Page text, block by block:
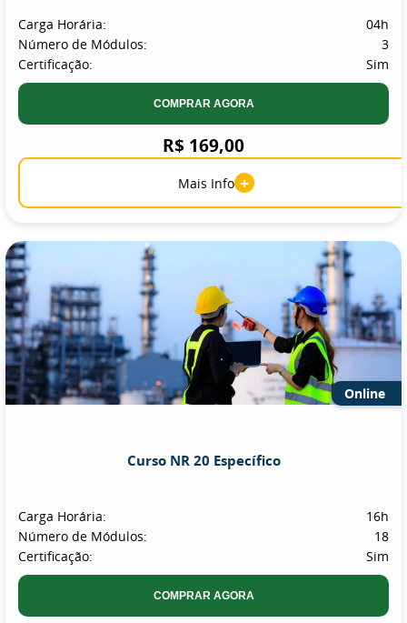
Carga Horária:
04h
Número de Módulos:
3
Certificação:
Sim
COMPRAR AGORA
R$ 169,00
Mais Info +
Online
Curso NR 20 Específico
Carga Horária:
16h
Número de Módulos:
18
Certificação:
Sim
COMPRAR AGORA